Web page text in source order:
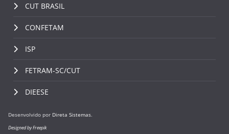
CUT BRASIL
CONFETAM
ISP
FETRAM-SC/CUT
DIEESE
Desenvolvido por Direta Sistemas.
Designed by Freepik